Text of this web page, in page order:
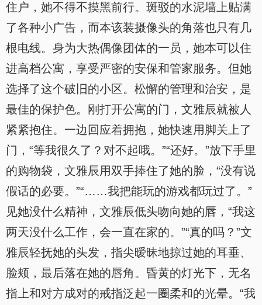
住户，她不得不摸黑前行。斑驳的水泥墙上贴满
了各种小广告，而本该装摄像头的角落也只有几
根电线。身为大热偶像团体的一员，她本可以住
进高档公寓，享受严密的安保和管家服务。但她
选择了这个破旧的小区。松懈的管理和治安，是
最佳的保护色。刚打开公寓的门，文雅辰就被人
紧紧抱住。一边回应着拥抱，她快速用脚关上了
门，“等我很久了？对不起哦。”“还好。”放下手里
的购物袋，文雅辰用双手捧住了她的脸，“没有说
假话的必要。”“……我把能玩的游戏都玩过了。”
见她没什么精神，文雅辰低头吻向她的唇，“我这
两天没什么工作，会一直在家的。”“真的吗？”文
雅辰轻抚她的头发，指尖暧昧地掠过她的耳垂、
脸颊，最后落在她的唇角。昏黄的灯光下，无名
指上和对方成对的戒指泛起一圈柔和的光晕。“我